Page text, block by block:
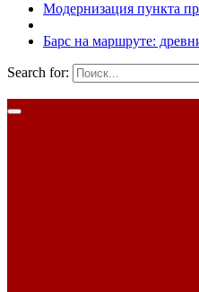
Модернизация пункта
Барс на маршруте:
Search for: